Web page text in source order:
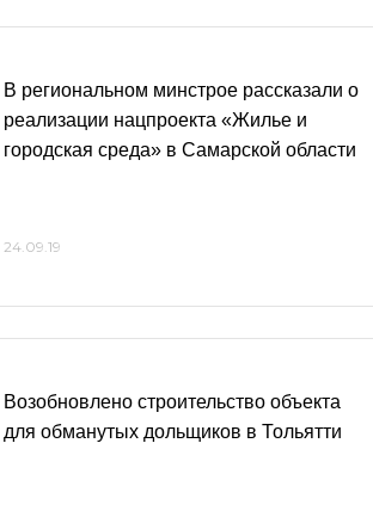
В региональном минстрое рассказали о
реализации нацпроекта «Жилье и
городская среда» в Самарской области
24.09.19
Возобновлено строительство объекта
для обманутых дольщиков в Тольятти